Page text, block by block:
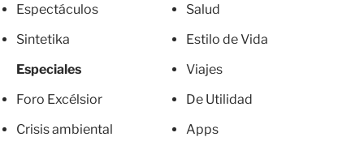
Espectáculos
Sintetika
Especiales
Foro Excélsior
Crisis ambiental
Salud
Estilo de Vida
Viajes
De Utilidad
Apps